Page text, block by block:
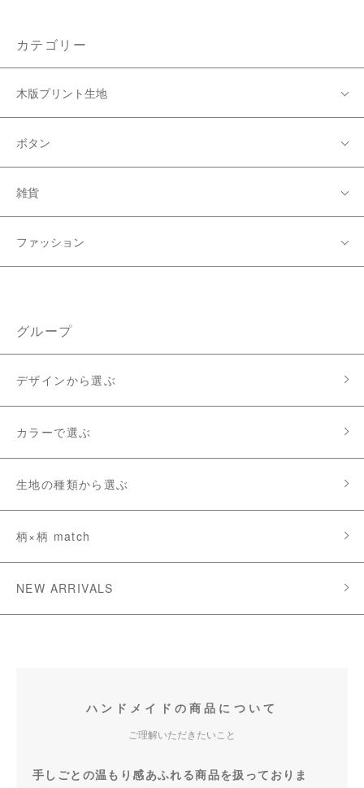
カテゴリー
木版プリント生地
ボタン
雑貨
ファッション
グループ
デザインから選ぶ
カラーで選ぶ
生地の種類から選ぶ
柄×柄 match
NEW ARRIVALS
ハンドメイドの商品について
ご理解いただきたいこと
手しごとの温もり感あふれる商品を扱っておりま